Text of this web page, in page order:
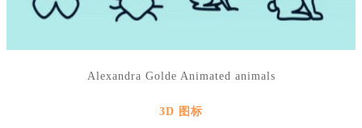
Alexandra Golde Animated animals
3D 图标